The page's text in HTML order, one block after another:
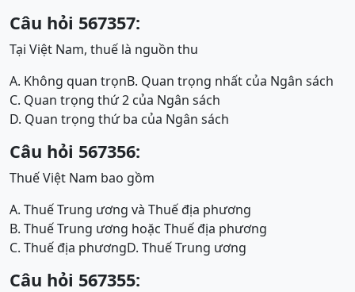
Câu hỏi 567357:
Tại Việt Nam, thuế là nguồn thu
A. Không quan trọnB. Quan trọng nhất của Ngân sách
C. Quan trọng thứ 2 của Ngân sách
D. Quan trọng thứ ba của Ngân sách
Câu hỏi 567356:
Thuế Việt Nam bao gồm
A. Thuế Trung ương và Thuế địa phương
B. Thuế Trung ương hoặc Thuế địa phương
C. Thuế địa phươngD. Thuế Trung ương
Câu hỏi 567355: